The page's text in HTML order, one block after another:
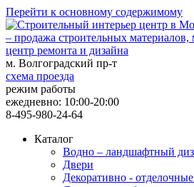
Перейти к основному содержимому
центр ремонта и дизайна
м. Волгоградский пр-т
схема проезда
режим работы
ежедневно: 10:00-20:00
8-495-980-24-64
Каталог
Водно – ландшафтный
Двери
Декоративно -